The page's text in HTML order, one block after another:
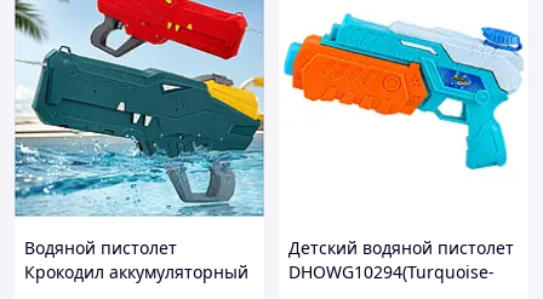
Водяной пистолет
Крокодил аккумуляторный
Детский водяной пистолет
DHOWG10294(Turquoise-